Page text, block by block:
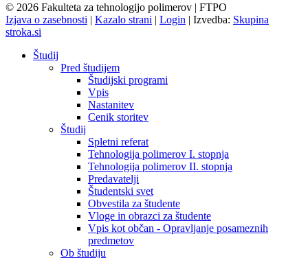
© 2026 Fakulteta za tehnologijo polimerov | FTPO
Izjava o zasebnosti | Kazalo strani | Login | Izvedba: Skupina
stroka.si
Študij
Pred študijem
Študijski programi
Vpis
Nastanitev
Cenik storitev
Študij
Spletni referat
Tehnologija polimerov I. stopnja
Tehnologija polimerov II. stopnja
Predavatelji
Študentski svet
Obvestila za študente
Vloge in obrazci za študente
Vpis kot občan - Opravljanje posameznih
predmetov
Ob študiju